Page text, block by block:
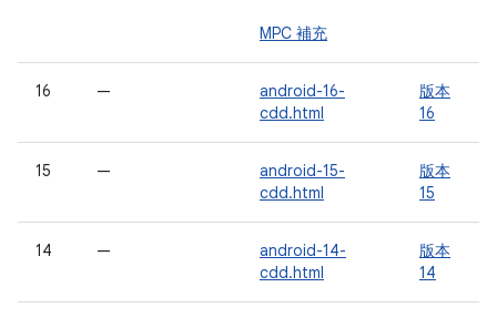
MPC 補充
16 —
android-16-
cdd.html
版本
16
15 —
android-15-
cdd.html
版本
15
14 —
android-14-
cdd.html
版本
14